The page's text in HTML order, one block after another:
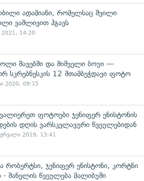
ადამიანი, რომელსაც შვილი
ვაშლივით ჰგავს
2021, 14:20
შავებში და შიშველი ბოუი —
სკრებნესკის 12 შთამბეჭდავი ფოტო
2020, 09:15
ფოტოები ჯენიფერ ენისტონის
დღის ვარსკვლავური წვეულებიდან
2019, 13:41
რობერტსი, ჯენიფერ ენისტონი, კორტნი
- შანელის წვეულება მალიბუში